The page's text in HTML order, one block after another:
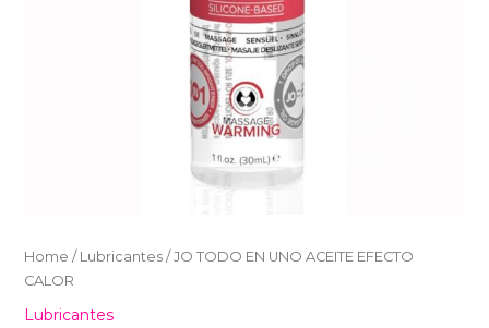
Home / Lubricantes/ JO TODO EN UNO ACEITE EFECTO
CALOR
Lubricantes